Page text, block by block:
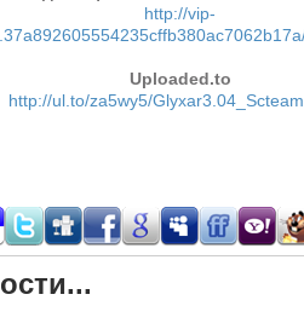
http://vip-
Uploaded.to
http://ul.to/za5wy5/